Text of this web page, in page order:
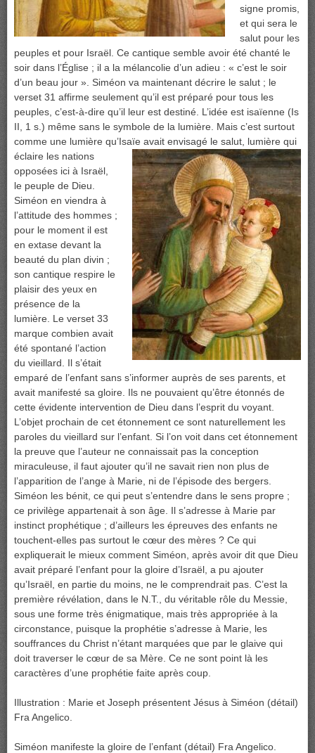
signe promis,
et qui sera le
salut pour les
peuples et pour Israël. Ce cantique semble avoir été chanté le
soir dans l’Église ; il a la mélancolie d’un adieu : « c’est le soir
d’un beau jour ». Siméon va maintenant décrire le salut ; le
verset 31 affirme seulement qu’il est préparé pour tous les
peuples, c’est-à-dire qu’il leur est destiné. L’idée est isaïenne (Is
II, 1 s.) même sans le symbole de la lumière. Mais c’est surtout
comme une lumière qu’Isaïe avait envisagé le salut, lumière qui
éclaire les nations
opposées ici à Israël,
le peuple de Dieu.
Siméon en viendra à
l’attitude des hommes ;
pour le moment il est
en extase devant la
beauté du plan divin ;
son cantique respire le
plaisir des yeux en
présence de la
lumière. Le verset 33
marque combien avait
été spontané l’action
du vieillard. Il s’était
emparé de l’enfant sans s’informer auprès de ses parents, et
avait manifesté sa gloire. Ils ne pouvaient qu’être étonnés de
cette évidente intervention de Dieu dans l’esprit du voyant.
L’objet prochain de cet étonnement ce sont naturellement les
paroles du vieillard sur l’enfant. Si l’on voit dans cet étonnement
la preuve que l’auteur ne connaissait pas la conception
miraculeuse, il faut ajouter qu’il ne savait rien non plus de
l’apparition de l’ange à Marie, ni de l’épisode des bergers.
Siméon les bénit, ce qui peut s’entendre dans le sens propre ;
ce privilège appartenait à son âge. Il s’adresse à Marie par
instinct prophétique ; d’ailleurs les épreuves des enfants ne
touchent-elles pas surtout le cœur des mères ? Ce qui
expliquerait le mieux comment Siméon, après avoir dit que Dieu
avait préparé l’enfant pour la gloire d’Israël, a pu ajouter
qu’Israël, en partie du moins, ne le comprendrait pas. C’est la
première révélation, dans le N.T., du véritable rôle du Messie,
sous une forme très énigmatique, mais très appropriée à la
circonstance, puisque la prophétie s’adresse à Marie, les
souffrances du Christ n’étant marquées que par le glaive qui
doit traverser le cœur de sa Mère. Ce ne sont point là les
caractères d’une prophétie faite après coup.
Illustration : Marie et Joseph présentent Jésus à Siméon (détail)
Fra Angelico.
Siméon manifeste la gloire de l’enfant (détail) Fra Angelico.